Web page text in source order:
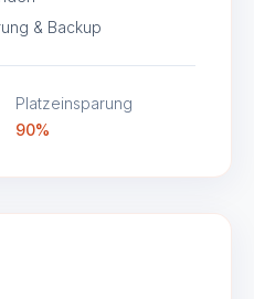
& Backup
Platzeinsparung
90%